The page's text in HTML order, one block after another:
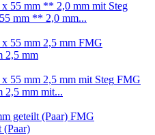
mm ** 2,0 mm...
FMG
2,5 mm
FMG
2,5 mm mit...
FMG
(Paar)